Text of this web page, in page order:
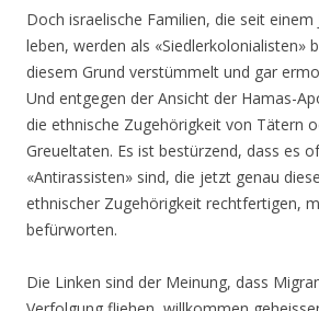
Doch israelische Familien, die seit einem
leben, werden als «Siedlerkolonialisten»
diesem Grund verstümmelt und gar
Und entgegen der Ansicht der Hamas-
die ethnische Zugehörigkeit von Tätern
Greueltaten. Es ist bestürzend, dass es
«Antirassisten» sind, die jetzt genau
ethnischer Zugehörigkeit rechtfertigen,
befürworten.
Die Linken sind der Meinung, dass